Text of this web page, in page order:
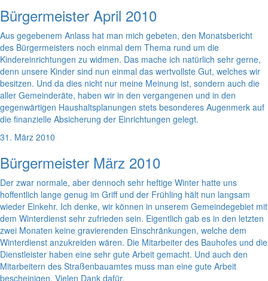
Bürgermeister April 2010
Aus gegebenem Anlass hat man mich gebeten, den Monatsbericht
des Bürgermeisters noch einmal dem Thema rund um die
Kindereinrichtungen zu widmen. Das mache ich natürlich sehr gerne,
denn unsere Kinder sind nun einmal das wertvollste Gut, welches wir
besitzen. Und da dies nicht nur meine Meinung ist, sondern auch die
aller Gemeinderäte, haben wir in den vergangenen und in den
gegenwärtigen Haushaltsplanungen stets besonderes Augenmerk auf
die finanzielle Absicherung der Einrichtungen gelegt.
31. März 2010
Bürgermeister März 2010
Der zwar normale, aber dennoch sehr heftige Winter hatte uns
hoffentlich lange genug im Griff und der Frühling hält nun langsam
wieder Einkehr. Ich denke, wir können in unserem Gemeindegebiet mit
dem Winterdienst sehr zufrieden sein. Eigentlich gab es in den letzten
zwei Monaten keine gravierenden Einschränkungen, welche dem
Winterdienst anzukreiden wären. Die Mitarbeiter des Bauhofes und die
Dienstleister haben eine sehr gute Arbeit gemacht. Und auch den
Mitarbeitern des Straßenbauamtes muss man eine gute Arbeit
bescheinigen. Vielen Dank dafür.